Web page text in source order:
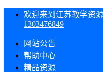
欢迎来到江苏教学资
1303476849
网站公告
帮助中心
精品资源